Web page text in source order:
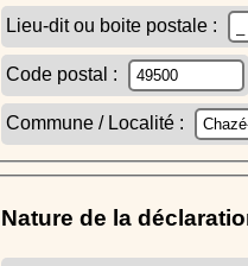
Lieu-dit ou boite postale :
Code postal :
Commune / Localité :
Nature de la